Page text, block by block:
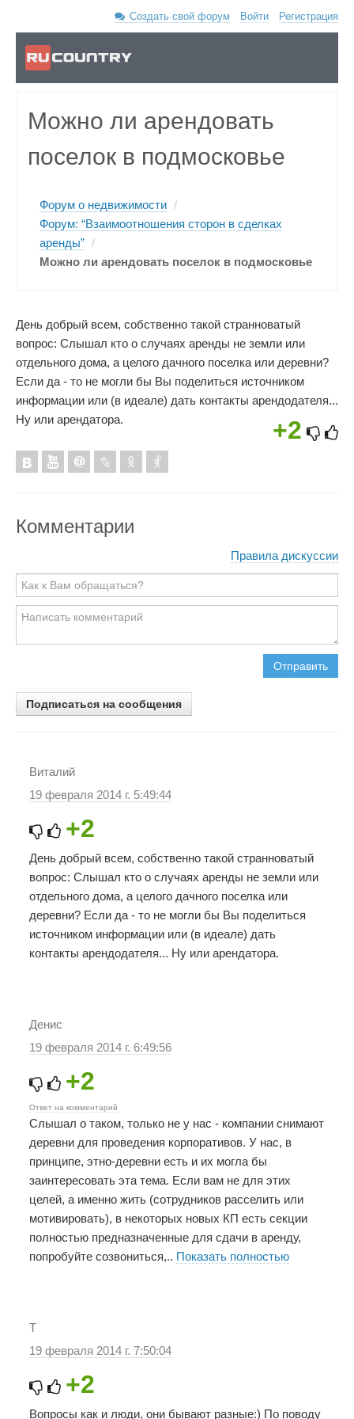
Создать свой форум Войти Регистрация
Можно ли арендовать
поселок в подмосковье
Форум о недвижимости /
Форум: “Взаимоотношения сторон в сделках
аренды” /
Можно ли арендовать поселок в подмосковье
День добрый всем, собственно такой странноватый
вопрос: Слышал кто о случаях аренды не земли или
отдельного дома, а целого дачного поселка или деревни?
Если да - то не могли бы Вы поделиться источником
информации или (в идеале) дать контакты арендодателя...
Ну или арендатора.
+2
Комментарии
Правила дискуссии
Отправить
Подписаться на сообщения
Виталий
19 февраля 2014 г. 5:49:44
+2
День добрый всем, собственно такой странноватый
вопрос: Слышал кто о случаях аренды не земли или
отдельного дома, а целого дачного поселка или
деревни? Если да - то не могли бы Вы поделиться
источником информации или (в идеале) дать
контакты арендодателя... Ну или арендатора.
Денис
19 февраля 2014 г. 6:49:56
+2
Ответ на комментарий
Слышал о таком, только не у нас - компании снимают
деревни для проведения корпоративов. У нас, в
принципе, этно-деревни есть и их могла бы
заинтересовать эта тема. Если вам не для этих
целей, а именно жить (сотрудников расселить или
мотивировать), в некоторых новых КП есть секции
полностью предназначенные для сдачи в аренду,
попробуйте созвониться,.. Показать полностью
T
19 февраля 2014 г. 7:50:04
+2
Вопросы как и люди, они бывают разные:) По поводу